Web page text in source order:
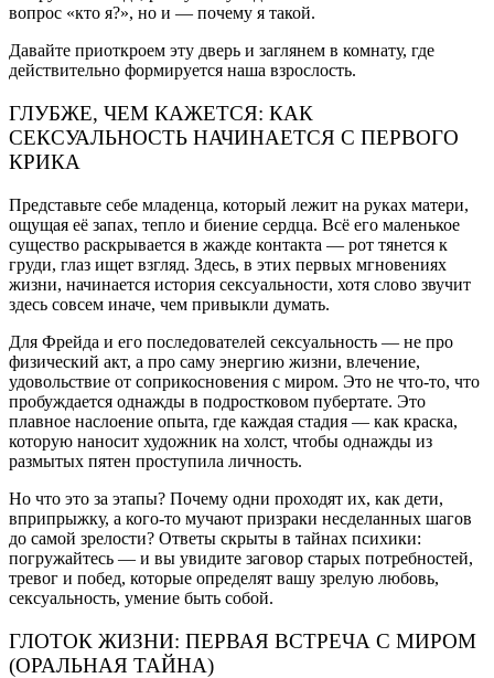
вопрос «кто я?», но и — почему я такой.
Давайте приоткроем эту дверь и заглянем в комнату, где
действительно формируется наша взрослость.
ГЛУБЖЕ, ЧЕМ КАЖЕТСЯ: КАК
СЕКСУАЛЬНОСТЬ НАЧИНАЕТСЯ С ПЕРВОГО
КРИКА
Представьте себе младенца, который лежит на руках матери,
ощущая её запах, тепло и биение сердца. Всё его маленькое
существо раскрывается в жажде контакта — рот тянется к
груди, глаз ищет взгляд. Здесь, в этих первых мгновениях
жизни, начинается история сексуальности, хотя слово звучит
здесь совсем иначе, чем привыкли думать.
Для Фрейда и его последователей сексуальность — не про
физический акт, а про саму энергию жизни, влечение,
удовольствие от соприкосновения с миром. Это не что-то, что
пробуждается однажды в подростковом пубертате. Это
плавное наслоение опыта, где каждая стадия — как краска,
которую наносит художник на холст, чтобы однажды из
размытых пятен проступила личность.
Но что это за этапы? Почему одни проходят их, как дети,
вприпрыжку, а кого-то мучают призраки несделанных шагов
до самой зрелости? Ответы скрыты в тайнах психики:
погружайтесь — и вы увидите заговор старых потребностей,
тревог и побед, которые определят вашу зрелую любовь,
сексуальность, умение быть собой.
ГЛОТОК ЖИЗНИ: ПЕРВАЯ ВСТРЕЧА С МИРОМ
(ОРАЛЬНАЯ ТАЙНА)